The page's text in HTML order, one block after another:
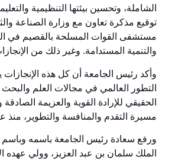
الشاملة، وتحسين بيئتها التنظيمية
توقيع مذكرة تعاون مع وزارة الصناعة
مستشفى القوات المسلحة بالقصيم في
والتنمية المستدامة. وغير ذلك من
وأكد رئيس الجامعة أن كل هذه الإنجازات
التطور العالمي في مجالات العلم
الحقيقي للإرادة القوية والعزيمة
مسيرة التقدم والمنافسة والتطوير، منذ
ورفع سعادة رئيس الجامعة باسمه وباسم
الملك سلمان بن عبد العزيز، وولي